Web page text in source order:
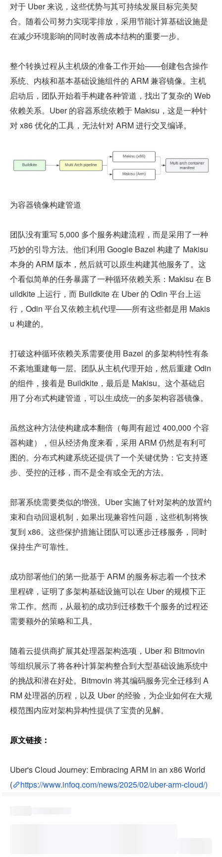
对于 Uber 来说，这些优势与其可持续发展目标完美契
合。随着公司努力实现零排放，采用节能计算基础设施是
在减少环境影响的同时改善成本结构的重要一步。
整个转换过程从主机级的准备工作开始——创建包含操作
系统、内核和基本基础设施组件的 ARM 兼容镜像。主机
启动后，团队开始着手构建各种管道，找出了复杂的 Web
依赖关系。Uber 的容器系统依赖于 Makisu，这是一种针
对 x86 优化的工具，无法针对 ARM 进行交叉编译。
为容器镜像构建管道
团队没有重写 5,000 多个服务构建流程，而是采用了一种
巧妙的引导方法。他们利用 Google Bazel 构建了 Makisu
本身的 ARM 版本，然后就可以原生构建其他服务了。这
个看似简单的任务暴露了一种循环依赖关系：Makisu 在 B
uildkite 上运行，而 Buildkite 在 Uber 的 Odin 平台上运
行，Odin 平台又依赖主机代理——所有这些都是用 Makis
u 构建的。
打破这种循环依赖关系需要使用 Bazel 的多架构特性有条
不紊地重建每一层。团队从主机代理开始，然后重建 Odin
的组件，接着是 Buildkite，最后是 Makisu。这个基础启
用了分布式构建管道，可以生成统一的多架构容器镜像。
虽然这种方法使构建成本翻倍（每周有超过 400,000 个容
器构建），但从经济角度来看，采用 ARM 仍然是有利可
图的。分布式构建系统还提供了一个关键优势：它支持逐
步、受控的迁移，而不是全有或全无的方法。
部署系统需要类似的增强。Uber 实施了针对架构的放置约
束和自动回退机制，如果出现兼容性问题，这些机制将恢
复到 x86。这些保护措施让团队可以逐步迁移服务，同时
保持生产可靠性。
成功部署他们的第一批基于 ARM 的服务标志着一个技术
里程碑，证明了多架构基础设施可以在 Uber 的规模下正
常工作。然而，从最初的成功到迁移数千个服务的过程还
需要额外的策略和工具。
随着云提供商扩展其处理器架构选项，Uber 和 Bitmovin
等组织展示了将各种计算架构整合到大型基础设施系统中
的挑战和潜在好处。Bitmovin 将其编码服务完全迁移到 A
RM 处理器的历程，以及 Uber 的经验，为企业如何在大规
模范围内应对架构异构性提供了宝贵的见解。
原文链接：
Uber's Cloud Journey: Embracing ARM in an x86 World
(
https://www.infoq.com/news/2025/02/uber-arm-cloud/)